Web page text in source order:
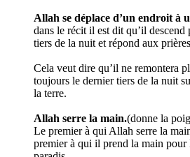
Allah se déplace d’un endroit à
dans le récit il est dit qu’il descend
tiers de la nuit et répond aux
Cela veut dire qu’il ne remontera
toujours le dernier tiers de la nuit
la terre.
Allah serre la main.(donne la
Le premier à qui Allah serre la
premier à qui il prend la main pour